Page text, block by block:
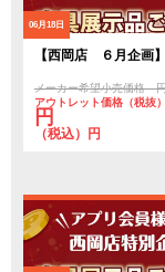
06月18日
【西岡店 ６月企画】
メーカー希望小売価格
アウトレット価格（税抜）
円
（税込）円